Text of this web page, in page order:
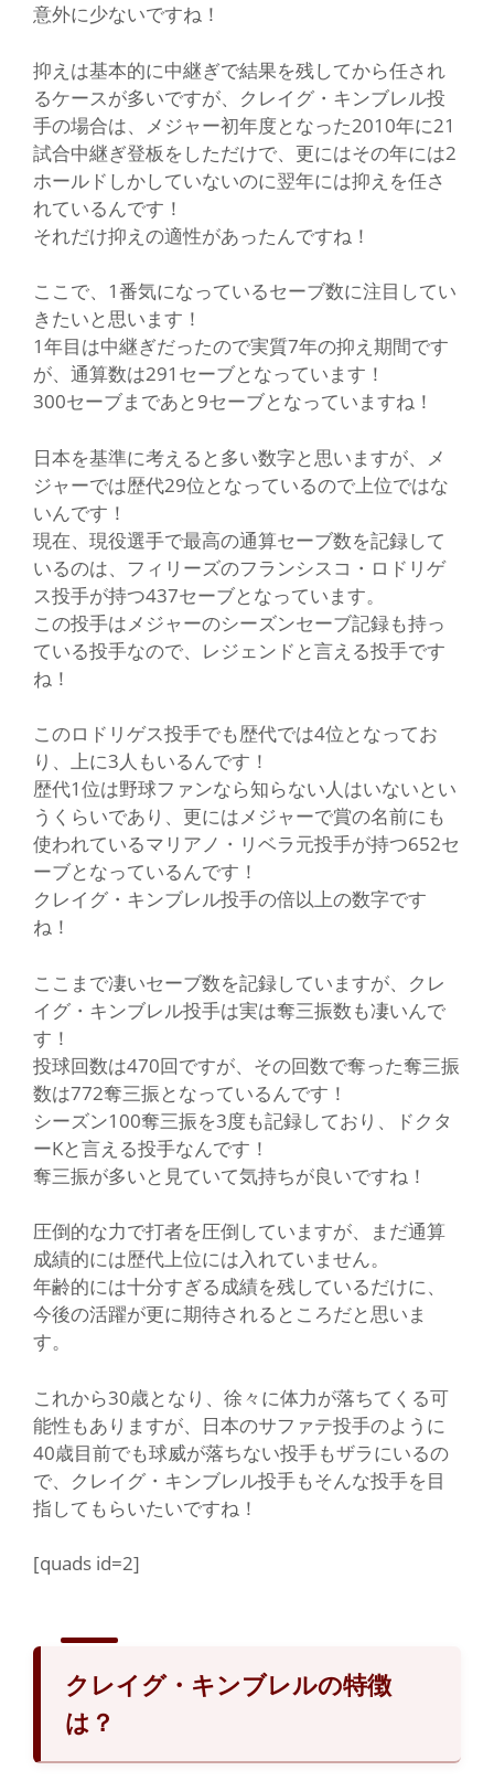
意外に少ないですね！
抑えは基本的に中継ぎで結果を残してから任され
るケースが多いですが、クレイグ・キンブレル投
手の場合は、メジャー初年度となった2010年に21
試合中継ぎ登板をしただけで、更にはその年には2
ホールドしかしていないのに翌年には抑えを任さ
れているんです！
それだけ抑えの適性があったんですね！
ここで、1番気になっているセーブ数に注目してい
きたいと思います！
1年目は中継ぎだったので実質7年の抑え期間です
が、通算数は291セーブとなっています！
300セーブまであと9セーブとなっていますね！
日本を基準に考えると多い数字と思いますが、メ
ジャーでは歴代29位となっているので上位ではな
いんです！
現在、現役選手で最高の通算セーブ数を記録して
いるのは、フィリーズのフランシスコ・ロドリゲ
ス投手が持つ437セーブとなっています。
この投手はメジャーのシーズンセーブ記録も持っ
ている投手なので、レジェンドと言える投手です
ね！
このロドリゲス投手でも歴代では4位となってお
り、上に3人もいるんです！
歴代1位は野球ファンなら知らない人はいないとい
うくらいであり、更にはメジャーで賞の名前にも
使われているマリアノ・リベラ元投手が持つ652セ
ーブとなっているんです！
クレイグ・キンブレル投手の倍以上の数字です
ね！
ここまで凄いセーブ数を記録していますが、クレ
イグ・キンブレル投手は実は奪三振数も凄いんで
す！
投球回数は470回ですが、その回数で奪った奪三振
数は772奪三振となっているんです！
シーズン100奪三振を3度も記録しており、ドクタ
ーKと言える投手なんです！
奪三振が多いと見ていて気持ちが良いですね！
圧倒的な力で打者を圧倒していますが、まだ通算
成績的には歴代上位には入れていません。
年齢的には十分すぎる成績を残しているだけに、
今後の活躍が更に期待されるところだと思いま
す。
これから30歳となり、徐々に体力が落ちてくる可
能性もありますが、日本のサファテ投手のように
40歳目前でも球威が落ちない投手もザラにいるの
で、クレイグ・キンブレル投手もそんな投手を目
指してもらいたいですね！
[quads id=2]
クレイグ・キンブレルの特徴
は？